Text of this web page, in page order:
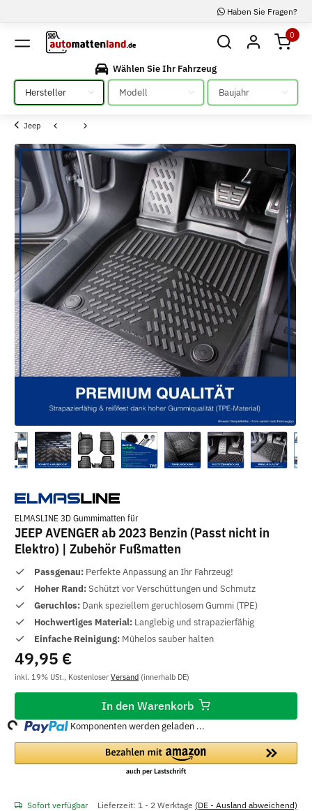
Haben Sie Fragen?
0
Wählen Sie Ihr Fahrzeug
Bitte auswählen
Bitte auswählen Bitte auswählen
Jeep
ELMASLINE 3D Gummimatten für
JEEP AVENGER ab 2023 Benzin (Passt nicht in
Elektro) | Zubehör Fußmatten
Passgenau: Perfekte Anpassung an Ihr Fahrzeug!
Hoher Rand:Schützt vor Verschüttungen und Schmutz
Geruchlos: Dank speziellem geruchlosem Gummi (TPE)
Hochwertiges Material: Langlebig und strapazierfähig
Einfache Reinigung: Mühelos sauber halten
49,95 €
inkl. 19% USt., Kostenloser Versand (innerhalb DE)
In den Warenkorb
Loading... Komponenten werden geladen ...
Sofort verfügbar Lieferzeit: 1 - 2 Werktage (DE - Ausland abweichend)